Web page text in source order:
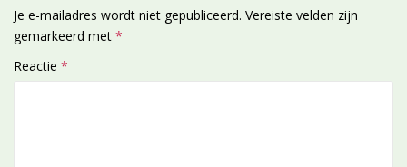
Je e-mailadres wordt niet gepubliceerd. Vereiste velden zijn
gemarkeerd met *
Reactie *